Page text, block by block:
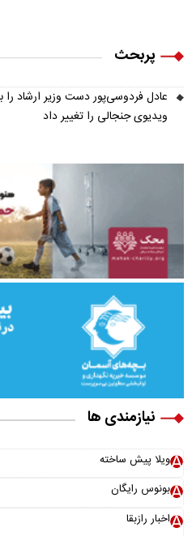
پربحث
عادل فردوسی‌پور دست وزیر ارشاد
ویدیوی جنجالی را تغییر داد
نیازمندی ها
ویلا پیش ساخته
بونوس رایگان
اخبار رازبقا